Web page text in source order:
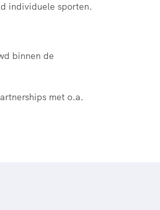
individuele sporten.
binnen de
met o.a.